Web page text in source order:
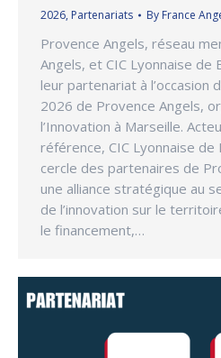
2026, Partenariats By France
Provence Angels, réseau
Angels, et CIC Lyonnaise de
leur partenariat à l’occasion
2026 de Provence Angels,
l’Innovation à Marseille.
référence, CIC Lyonnaise
cercle des partenaires de
une alliance stratégique au
de l’innovation sur le
le financement,…